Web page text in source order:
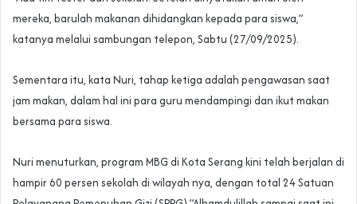
mereka, barulah makanan dihidangkan kepada para siswa,”
katanya melalui sambungan telepon, Sabtu (27/09/2025).
‎‎Sementara itu, kata Nuri, tahap ketiga adalah pengawasan saat
jam makan, dalam hal ini para guru mendampingi dan ikut makan
bersama para siswa.
‎Nuri menuturkan, program MBG di Kota Serang kini telah berjalan di
hampir 60 persen sekolah di wilayah nya, dengan total 24 Satuan